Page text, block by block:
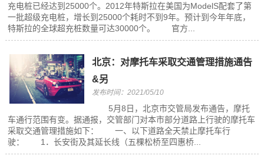
充电桩已经达到25000个。2012年特斯拉在美国为ModelS配套了第
一批超级充电桩，增长到25000个耗时不到9年。预计到今年年底，
特斯拉的全球超充桩数量可达30000个。 官方...
北京：对摩托车采取交通管理措施通告
&另
发布时间：2021/05/10
5月8日，北京市交管局发布通告，摩托
车通行范围有变。据通报，交管部门对本市部分道路上行驶的摩托车
采取交通管理措施如下： 一、以下道路全天禁止摩托车行
驶： 1．长安街及其延长线（五棵松桥至四惠桥...